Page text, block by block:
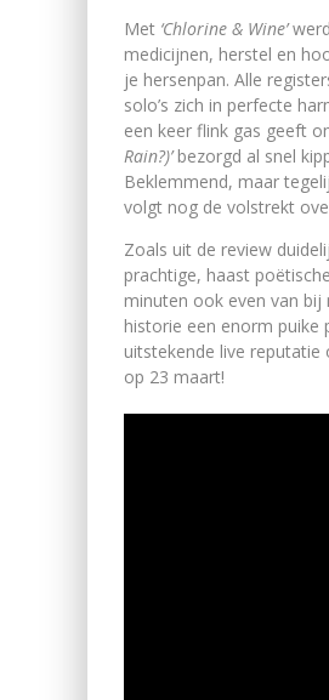
Met ‘Chlorine & Wine’
medicijnen, herstel en
je hersenpan. Alle
solo’s zich in perfecte
een keer flink gas geeft
Rain?)’bezorgd al snel
Beklemmend, maar
volgt nog de volstrekt
Zoals uit de review
prachtige, haast
minuten ook even van
historie een enorm puike
uitstekende live reputatie
op 23 maart!